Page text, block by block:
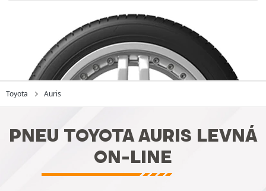
Toyota Auris
PNEU TOYOTA AURIS LEVNÁ
ON-LINE